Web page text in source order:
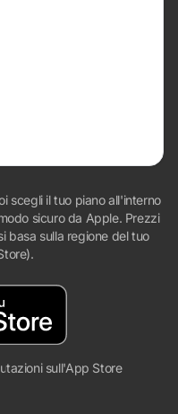
scegli il tuo piano all'interno
sicuro da Apple. Prezzi
basa sulla regione del tuo
sull'App Store